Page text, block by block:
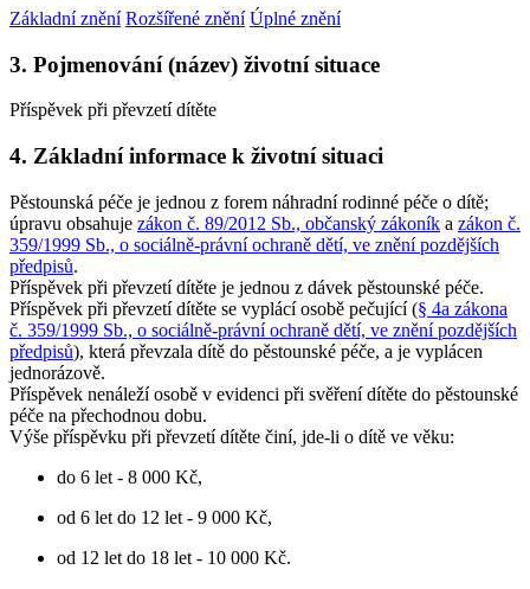
Základní znění Rozšířené znění Úplné znění
3. Pojmenování (název) životní situace
Příspěvek při převzetí dítěte
4. Základní informace k životní situaci
Pěstounská péče je jednou z forem náhradní rodinné péče o dítě;
úpravu obsahuje zákon č. 89/2012 Sb., občanský zákoník a zákon č.
359/1999 Sb., o sociálně-právní ochraně dětí, ve znění pozdějších
předpisů.
Příspěvek při převzetí dítěte je jednou z dávek pěstounské péče.
Příspěvek při převzetí dítěte se vyplácí osobě pečující (§ 4a zákona
č. 359/1999 Sb., o sociálně-právní ochraně dětí, ve znění pozdějších
předpisů), která převzala dítě do pěstounské péče, a je vyplácen
jednorázově.
Příspěvek nenáleží osobě v evidenci při svěření dítěte do pěstounské
péče na přechodnou dobu.
Výše příspěvku při převzetí dítěte činí, jde-li o dítě ve věku:
do 6 let - 8 000 Kč,
od 6 let do 12 let - 9 000 Kč,
od 12 let do 18 let - 10 000 Kč.